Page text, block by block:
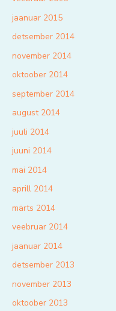
jaanuar 2015
detsember 2014
november 2014
oktoober 2014
september 2014
august 2014
juuli 2014
juuni 2014
mai 2014
aprill 2014
märts 2014
veebruar 2014
jaanuar 2014
detsember 2013
november 2013
oktoober 2013